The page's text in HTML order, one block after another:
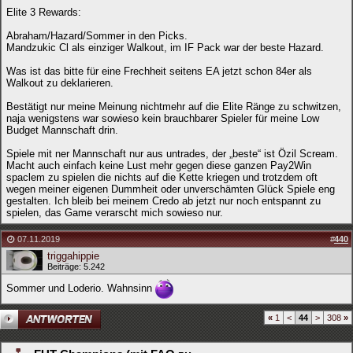
Elite 3 Rewards:
Abraham/Hazard/Sommer in den Picks.
Mandzukic Cl als einziger Walkout, im IF Pack war der beste Hazard.
Was ist das bitte für eine Frechheit seitens EA jetzt schon 84er als
Walkout zu deklarieren.
Bestätigt nur meine Meinung nichtmehr auf die Elite Ränge zu schwitzen,
naja wenigstens war sowieso kein brauchbarer Spieler für meine Low
Budget Mannschaft drin.
Spiele mit ner Mannschaft nur aus untrades, der „beste“ ist Özil Scream.
Macht auch einfach keine Lust mehr gegen diese ganzen Pay2Win
spaclem zu spielen die nichts auf die Kette kriegen und trotzdem oft
wegen meiner eigenen Dummheit oder unverschämten Glück Spiele eng
gestalten. Ich bleib bei meinem Credo ab jetzt nur noch entspannt zu
spielen, das Game verarscht mich sowieso nur.
07.11.2019 #440
triggahippie
Beiträge: 5.242
Sommer und Loderio. Wahnsinn
« 1 < 44 > 308 »